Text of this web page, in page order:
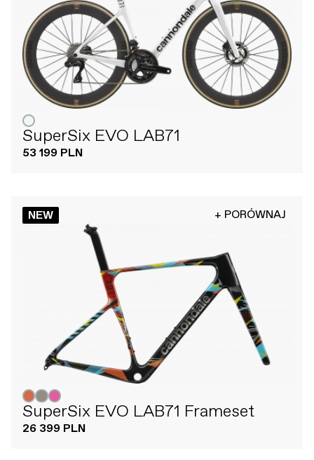
SuperSix EVO LAB71
53 199 PLN
NEW + PORÓWNAJ
SuperSix EVO LAB71 Frameset
26 399 PLN